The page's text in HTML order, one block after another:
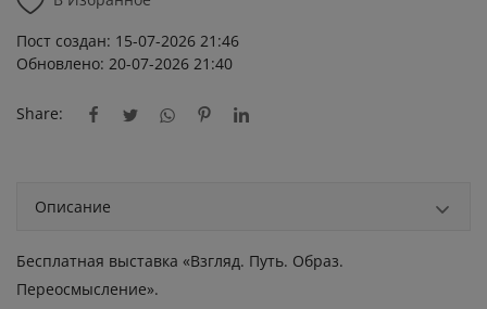
Пост создан: 15-07-2026 21:46
Обновлено: 20-07-2026 21:40
Share:
Описание
Бесплатная выставка «Взгляд. Путь. Образ.
Переосмысление».